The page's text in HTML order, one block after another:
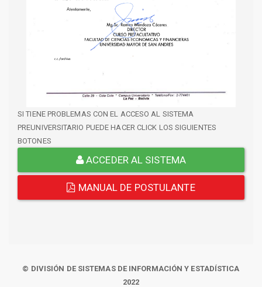
SI TIENE PROBLEMAS CON EL ACCESO AL SISTEMA
PREUNIVERSITARIO PUEDE HACER CLICK LOS SIGUIENTES
BOTONES
ACCEDER AL SISTEMA
MANUAL DE POSTULANTE
© DIVISIÓN DE SISTEMAS DE INFORMACIÓN Y ESTADÍSTICA
2022